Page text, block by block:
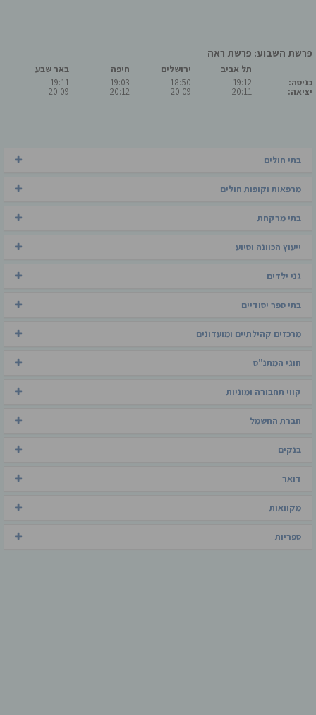
פרשת השבוע: פרשת ראה
כניסה:
יציאה:
תל אביב
19:12
20:11
ירושלים
18:50
20:09
חיפה
19:03
20:12
באר שבע
19:11
20:09
בתי חולים
מרפאות וקופות חולים
בתי מרקחת
ייעוץ הכוונה וסיוע
גני ילדים
בתי ספר יסודיים
מרכזים קהילתיים ומועדונים
חוגי המתנ"ס
קווי תחבורה ומוניות
חברת החשמל
בנקים
דואר
מקוואות
ספריות